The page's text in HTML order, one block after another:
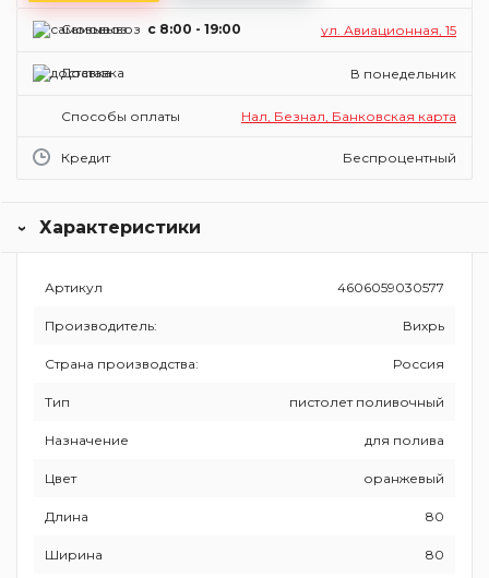
Самовывоз c 8:00 - 19:00 ул. Авиационная, 15
Доставка В понедельник
Способы оплаты Нал, Безнал, Банковская карта
Кредит Беспроцентный
Характеристики
Артикул 4606059030577
Производитель: Вихрь
Страна производства: Россия
Тип пистолет поливочный
Назначение для полива
Цвет оранжевый
Длина 80
Ширина 80